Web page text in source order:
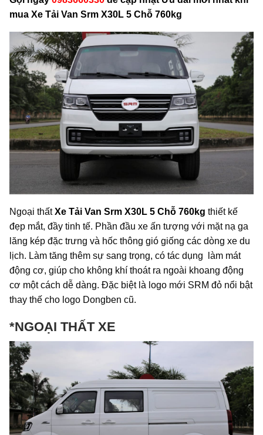
mua Xe Tải Van Srm X30L 5 Chỗ 760kg
Ngoại thấtXe Tải Van Srm X30L 5 Chỗ 760kg thiết kế
đẹp mắt, đầy tinh tế. Phần đầu xe ấn tượng với mặt nạ ga
lăng kép đặc trưng và hốc thông gió giống các dòng xe du
lịch. Làm tăng thêm sự sang trọng, có tác dụng làm mát
động cơ, giúp cho không khí thoát ra ngoài khoang động
cơ một cách dễ dàng. Đặc biệt là logo mới SRM đỏ nổi bật
thay thế cho logo Dongben cũ.
*NGOẠI THẤT XE